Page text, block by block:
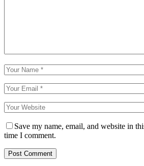
Save my name, email, and website in
time I comment.